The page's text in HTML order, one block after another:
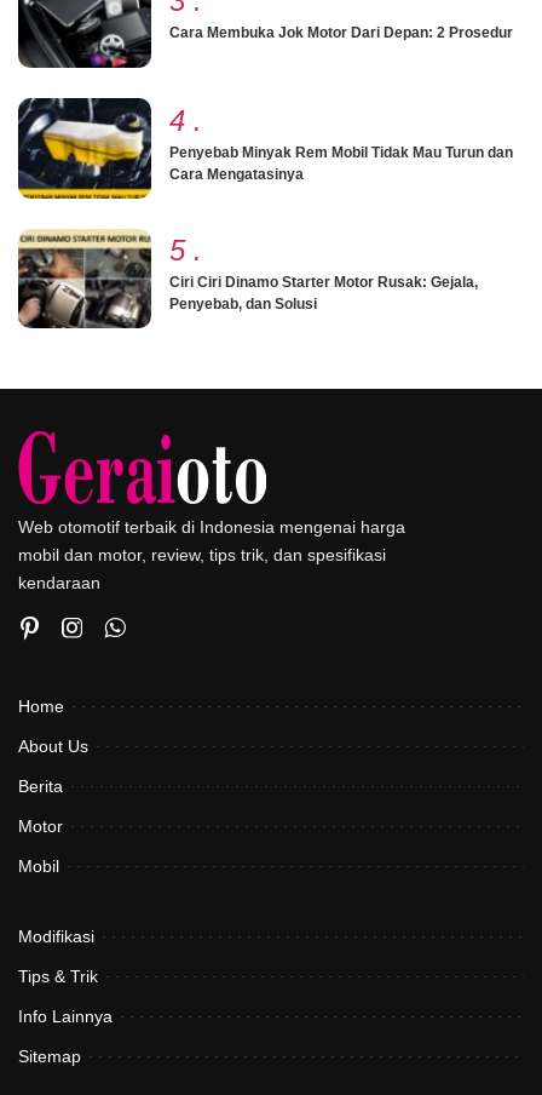
Cara Membuka Jok Motor Dari Depan: 2 Prosedur
4 .
Penyebab Minyak Rem Mobil Tidak Mau Turun dan
Cara Mengatasinya
5 .
Ciri Ciri Dinamo Starter Motor Rusak: Gejala,
Penyebab, dan Solusi
Web otomotif terbaik di Indonesia mengenai harga
mobil dan motor, review, tips trik, dan spesifikasi
kendaraan
Home
About Us
Berita
Motor
Mobil
Modifikasi
Tips & Trik
Info Lainnya
Sitemap